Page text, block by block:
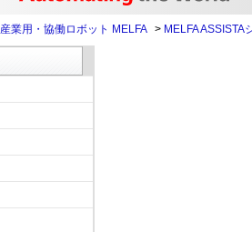
産業用・協働ロボット MELFA > MELFA ASSISTA